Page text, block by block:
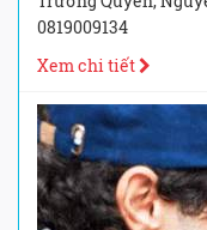
0819009134
Xem chi tiết